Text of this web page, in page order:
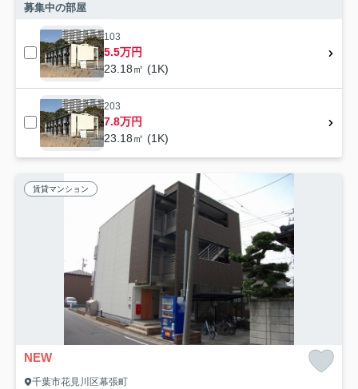
募集中の部屋
103
5.5万円
23.18㎡ (1K)
203
7.8万円
23.18㎡ (1K)
賃貸マンション
NEW
千葉市花見川区幕張町